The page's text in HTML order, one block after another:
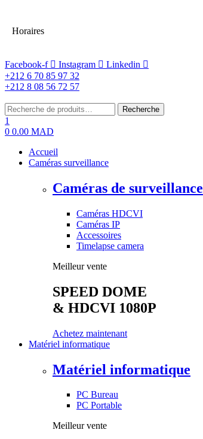
Horaires
Facebook-f Instagram
Linkedin
+212 6 70 85 97 32
+212 8 08 56 72 57
Menu
Rechercher: Recherche
1
0 0.00 MAD
Accueil
Caméras surveillance
Caméras de surveillance
Caméras HDCVI
Caméras IP
Accessoires
Timelapse camera
Meilleur vente
SPEED DOME
& HDCVI 1080P
Achetez maintenant
Matériel informatique
Matériel informatique
PC Bureau
PC Portable
Meilleur vente